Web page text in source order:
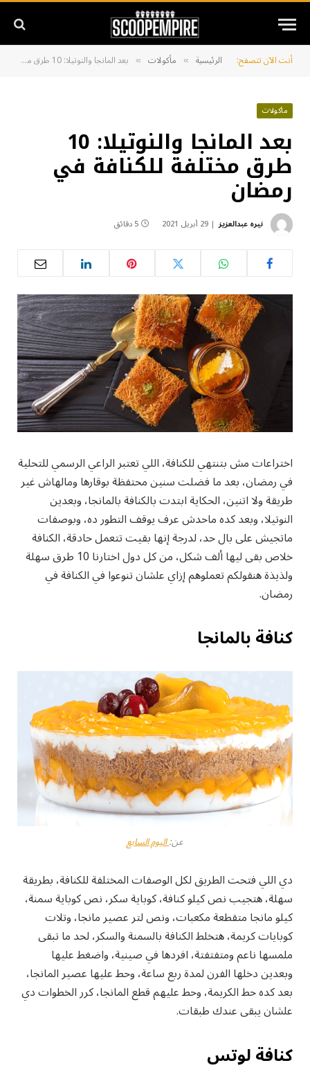
أنت الآن تتصفح: الرئيسية » مأكولات » بعد المانجا والنوتيلا: 10 طرق مختلفة للكنافة في رمضان
مأكولات
بعد المانجا والنوتيلا: 10
طرق مختلفة للكنافة في
رمضان
نيره عبدالعزيز 29 أبريل 2021 5 دقائق
اختراعات مش بتنتهي للكنافة، اللي تعتبر الراعي الرسمي للتحلية
في رمضان، بعد ما فضلت سنين محتفظة بوقارها ومالهاش غير
طريقة ولا اتنين، الحكاية ابتدت بالكنافة بالمانجا، وبعدين
النوتيلا، وبعد كده ماحدش عرف يوقف التطور ده، وبوصفات
ماتجيش على بال حد، لدرجة إنها بقيت تتعمل حادقة، الكنافة
خلاص بقى ليها ألف شكل، من كل دول اختارنا 10 طرق سهلة
ولذيذة هنقولكم تعملوهم إزاي علشان تنوعوا في الكنافة في
رمضان.
كنافة بالمانجا
عن:اليوم السابع
دي اللي فتحت الطريق لكل الوصفات المختلفة للكنافة، بطريقة
سهلة، هتجيب نص كيلو كنافة، كوباية سكر، نص كوباية سمنة،
كيلو مانجا متقطعة مكعبات، ونص لتر عصير مانجا، وتلات
كوبايات كريمة، هتخلط الكنافة بالسمنة والسكر، لحد ما تبقى
ملمسها ناعم ومتفتفتة، افردها في صينية، واضغط عليها
وبعدين دخلها الفرن لمدة ربع ساعة، وحط عليها عصير المانجا،
بعد كده حط الكريمة، وحط عليهم قطع المانجا، كرر الخطوات دي
علشان يبقى عندك طبقات.
كنافة لوتس